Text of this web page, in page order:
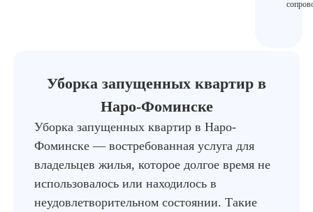
Уборка запущенных квартир в
Наро-Фоминске
Уборка запущенных квартир в Наро-
Фоминске — востребованная услуга для
владельцев жилья, которое долгое время не
использовалось или находилось в
неудовлетворительном состоянии. Такие